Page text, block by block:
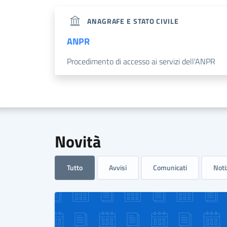
ANAGRAFE E STATO CIVILE
ANPR
Procedimento di accesso ai servizi dell'ANPR
Novità
Tutto Avvisi Comunicati